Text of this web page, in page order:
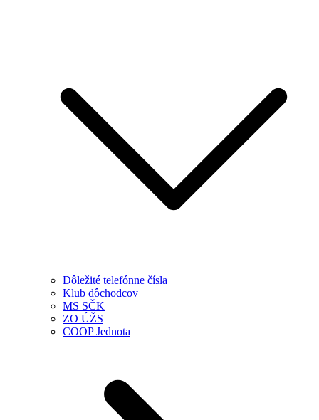
Dôležité telefónne čísla
Klub dôchodcov
MS SČK
ZO ÚŽS
COOP Jednota